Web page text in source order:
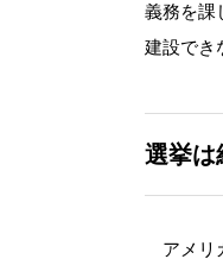
義務を課
建設でき
選挙は
アメリ